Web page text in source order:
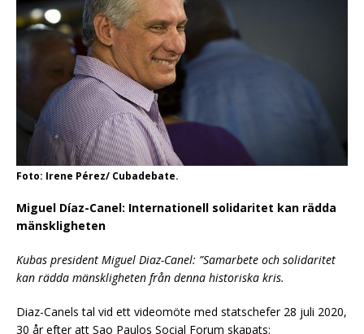
Foto: Irene Pérez/ Cubadebate.
Miguel Díaz-Canel: Internationell solidaritet kan rädda
mänskligheten
Kubas president Miguel Diaz-Canel: ”Samarbete och solidaritet
kan rädda mänskligheten från denna historiska kris.
Diaz-Canels tal vid ett videomöte med statschefer 28 juli 2020,
30 år efter att Sao Paulos Social Forum skapats: